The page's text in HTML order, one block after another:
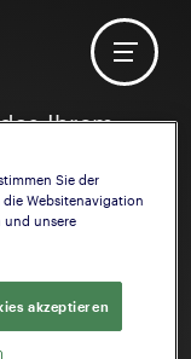
Ihrem
Sie der
Websitenavigation
und unsere
akzeptieren